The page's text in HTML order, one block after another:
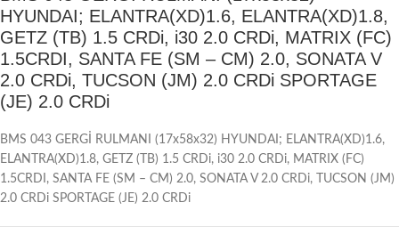
HYUNDAI; ELANTRA(XD)1.6, ELANTRA(XD)1.8,
GETZ (TB) 1.5 CRDi, i30 2.0 CRDi, MATRIX (FC)
1.5CRDI, SANTA FE (SM – CM) 2.0, SONATA V
2.0 CRDi, TUCSON (JM) 2.0 CRDi SPORTAGE
(JE) 2.0 CRDi
BMS 043 GERGİ RULMANI (17x58x32) HYUNDAI; ELANTRA(XD)1.6,
ELANTRA(XD)1.8, GETZ (TB) 1.5 CRDi, i30 2.0 CRDi, MATRIX (FC)
1.5CRDI, SANTA FE (SM – CM) 2.0, SONATA V 2.0 CRDi, TUCSON (JM)
2.0 CRDi SPORTAGE (JE) 2.0 CRDi